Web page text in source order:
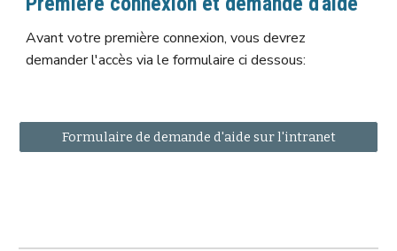
Avant votre première connexion, vous devrez
demander l'accès via le formulaire ci dessous:
Formulaire de demande d'aide sur l'intranet